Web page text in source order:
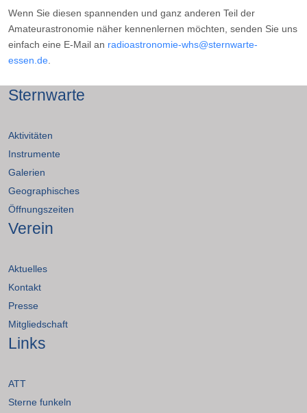
Wenn Sie diesen spannenden und ganz anderen Teil der
Amateurastronomie näher kennenlernen möchten, senden Sie uns
einfach eine E-Mail an radioastronomie-whs@sternwarte-
essen.de
Sternwarte
Aktivitäten
Instrumente
Galerien
Geographisches
Öffnungszeiten
Verein
Aktuelles
Kontakt
Presse
Mitgliedschaft
Links
ATT
Sterne funkeln